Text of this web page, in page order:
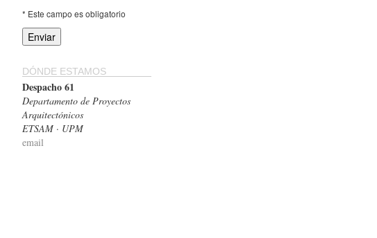
* Este campo es obligatorio
DÓNDE ESTAMOS
Despacho 61
Departamento de Proyectos
Arquitectónicos
ETSAM · UPM
email